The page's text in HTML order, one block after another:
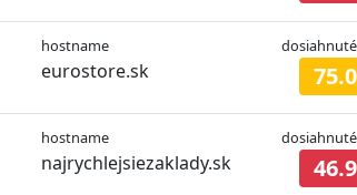
hostname
eurostore.sk
hostname
najrychlejsiezaklady.sk